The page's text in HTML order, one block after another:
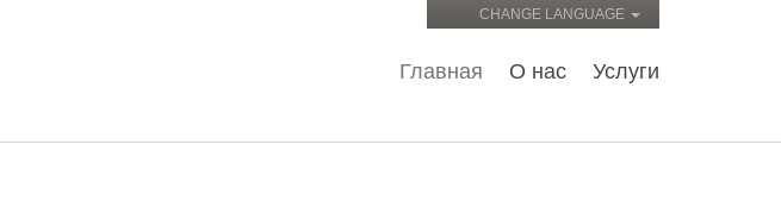
CHANGE LANGUAGE
Главная О нас Услуги